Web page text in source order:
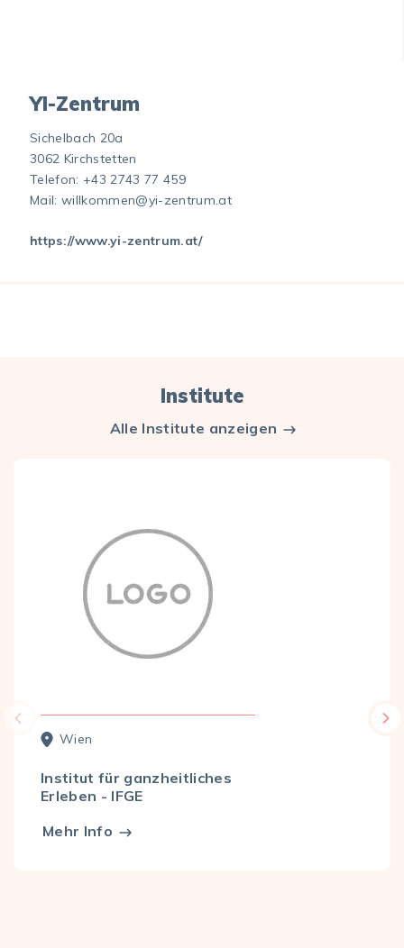
YI-Zentrum
Sichelbach 20a
3062 Kirchstetten
Telefon: +43 2743 77 459
Mail: willkommen@yi-zentrum.at
https://www.yi-zentrum.at/
Institute
Alle Institute anzeigen
Wien
Institut für ganzheitliches
Erleben - IFGE
Mehr Info